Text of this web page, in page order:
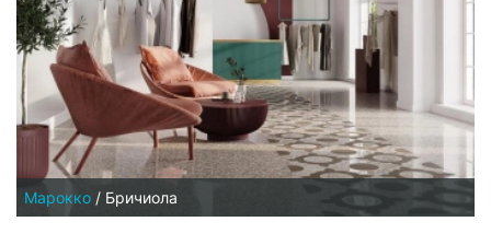
Марокко / Бричиола